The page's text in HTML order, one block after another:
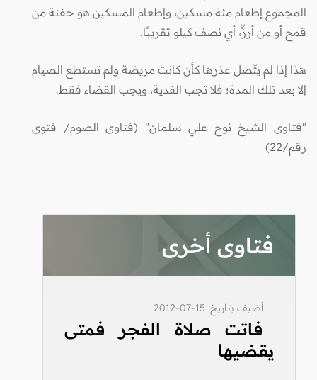
المجموع إطعام مئة مسكين، وإطعام المسكين هو حفنة من
قمح أو من أرزٍّ، أي نصف كيلو تقريبًا.
هذا إذا لم يتّصل عذرها كأن كانت مريضة ولم تستطع الصيام
إلا بعد تلك المدة؛ فلا تجب الفدية، ويجب القضاء فقط.
"فتاوى الشيخ نوح علي سلمان" (فتاوى الصوم/ فتوى
رقم/22)
فتاوى أخرى
أضيف بتاريخ: 15-07-2012
فاتت صلاة الفجر فمتى
يقضيها